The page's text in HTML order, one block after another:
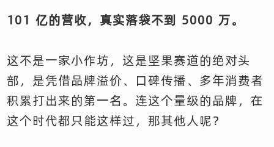
101 亿的营收，真实落袋不到 5000 万。
这不是一家小作坊，这是坚果赛道的绝对头
部，是凭借品牌溢价、口碑传播、多年消费者
积累打出来的第一名。连这个量级的品牌，在
这个时代都只能这样过，那其他人呢？